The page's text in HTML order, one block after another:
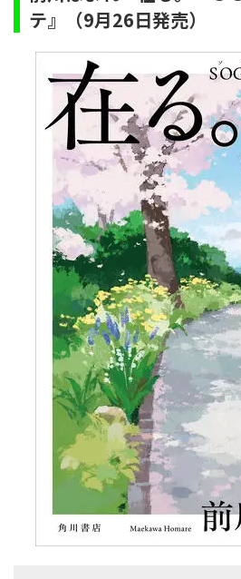
テ』（9月26日発売）